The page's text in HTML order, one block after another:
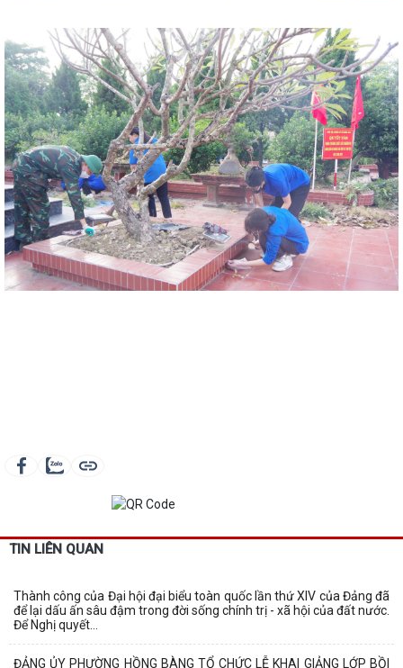
TIN LIÊN QUAN
Thành công của Đại hội đại biểu toàn quốc lần thứ XIV của Đảng đã
để lại dấu ấn sâu đậm trong đời sống chính trị - xã hội của đất nước.
Để Nghị quyết...
ĐẢNG ỦY PHƯỜNG HỒNG BÀNG TỔ CHỨC LỄ KHAI GIẢNG LỚP BỒI